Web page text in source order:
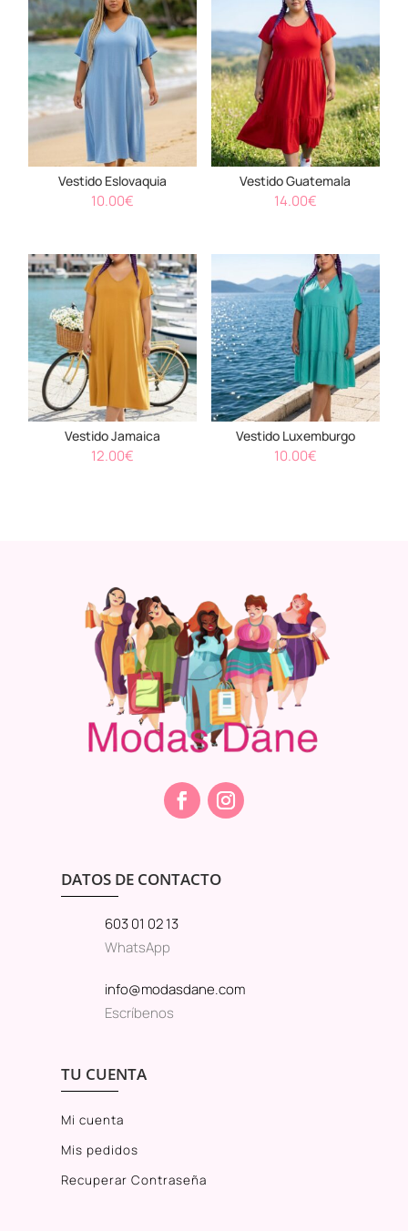
Vestido Eslovaquia
10.00€
Vestido Guatemala
14.00€
Vestido Jamaica
12.00€
Vestido Luxemburgo
10.00€
DATOS DE CONTACTO
603 01 02 13
WhatsApp
info@modasdane.com
Escríbenos
TU CUENTA
Mi cuenta
Mis pedidos
Recuperar Contraseña